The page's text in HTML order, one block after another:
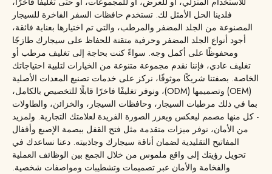
فلدينا الحل الأمثل لك. تستخدم حافظات السفر الفاخرة للسيجار
المصنوعة من الجلد المضفر والمرطب، والتي تم اختيارها بعناية فائقة،
أجود أنواع الجلد المضفر وحرفية متقنة للحفاظ على سيجارك طازجًا
ومحفوظًا على أكمل وجه. سواءً كنت بحاجة إلى تغليف مرطب أو
تغليف عادي، فإننا نقدم مجموعة متنوعة من الخيارات لتلبية احتياجاتك
الخاصة. بصفتنا شريكًا موثوقًا، نركز على خدمات تصنيع المعدات الأصلية
(OEM) وتصميمها (ODM)، ونوفر تغليفًا فاخرًا قابلًا للتخصيص بالكامل،
بما في ذلك مرطبات السيجار، وحافظات السيجار، والخزائن، والطاولات
- كل منها مصمم ليعكس ويعزز الصورة الفريدة لعلامتك التجارية. ولمزيد
من الأمان، نوفر ميزات متقدمة مثل فتح القفل ببصمة الإصبع وأقفال
المفاتيح التقليدية لضمان أناقة سيجارك وجاذبيته. دعنا نساعدك في
تحويل رؤيتك إلى واقع ملموس من خلال الجمع بين الوظائف العملية
والفخامة والأمان عبر تصميمات وتشطيبات ومواصفات شخصية.